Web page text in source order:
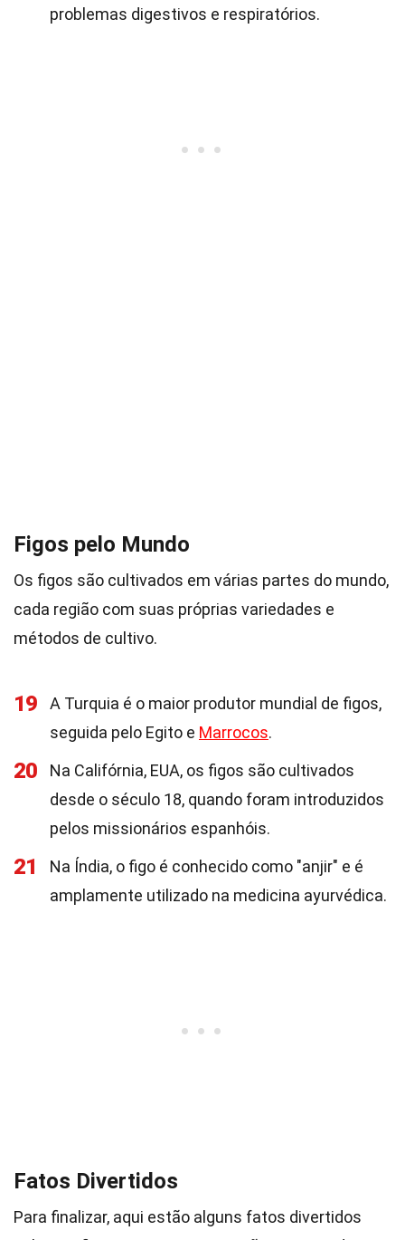
problemas digestivos e respiratórios.
Figos pelo Mundo
Os figos são cultivados em várias partes do mundo,
cada região com suas próprias variedades e
métodos de cultivo.
19
A Turquia é o maior produtor mundial de figos,
seguida pelo Egito e Marrocos.
20
Na Califórnia, EUA, os figos são cultivados
desde o século 18, quando foram introduzidos
pelos missionários espanhóis.
21
Na Índia, o figo é conhecido como "anjir" e é
amplamente utilizado na medicina ayurvédica.
Fatos Divertidos
Para finalizar, aqui estão alguns fatos divertidos